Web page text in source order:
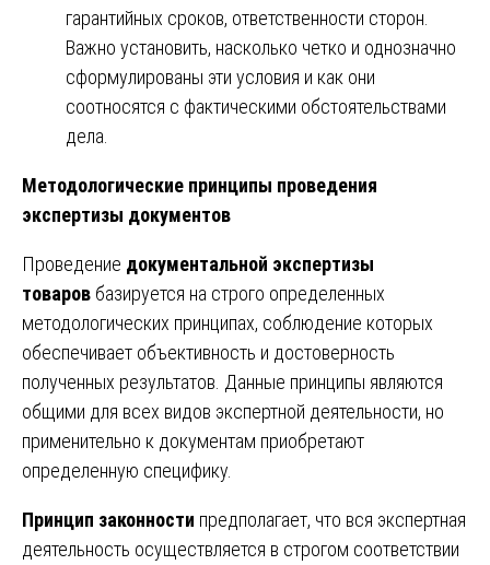
гарантийных сроков, ответственности сторон.
Важно установить, насколько четко и однозначно
сформулированы эти условия и как они
соотносятся с фактическими обстоятельствами
дела.
Методологические принципы проведения
экспертизы документов
Проведение документальной экспертизы
товаров базируется на строго определенных
методологических принципах, соблюдение которых
обеспечивает объективность и достоверность
полученных результатов. Данные принципы являются
общими для всех видов экспертной деятельности, но
применительно к документам приобретают
определенную специфику.
Принцип законности предполагает, что вся экспертная
деятельность осуществляется в строгом соответствии